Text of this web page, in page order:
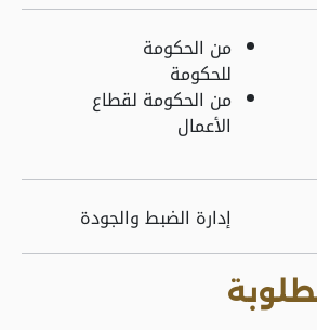
من الحكومة
للحكومة
من الحكومة لقطاع
الأعمال
إدارة الضبط والجودة